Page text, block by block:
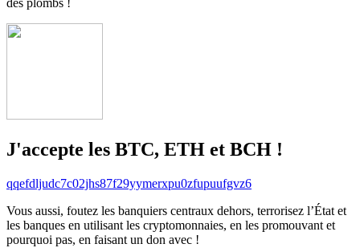
des plombs !
J'accepte les BTC, ETH et BCH !
qqefdljudc7c02jhs87f29yymerxpu0zfupuufgvz6
Vous aussi, foutez les banquiers centraux dehors, terrorisez l’État et
les banques en utilisant les cryptomonnaies, en les promouvant et
pourquoi pas, en faisant un don avec !